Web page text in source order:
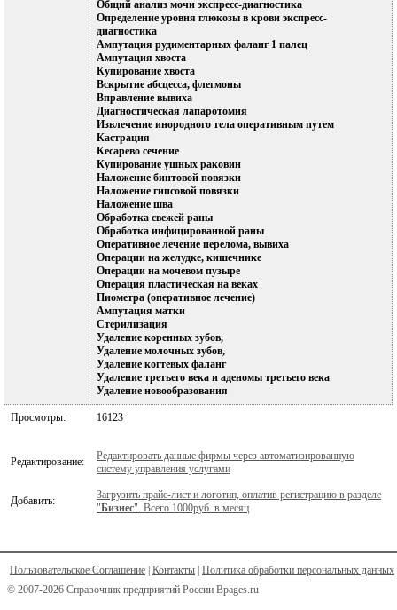
Общий анализ мочи экспресс-диагностика
Определение уровня глюкозы в крови экспресс-
диагностика
Ампутация рудиментарных фаланг 1 палец
Ампутация хвоста
Купирование хвоста
Вскрытие абсцесса, флегмоны
Вправление вывиха
Диагностическая лапаротомия
Извлечение инородного тела оперативным путем
Кастрация
Кесарево сечение
Купирование ушных раковин
Наложение бинтовой повязки
Наложение гипсовой повязки
Наложение шва
Обработка свежей раны
Обработка инфицированной раны
Оперативное лечение перелома, вывиха
Операции на желудке, кишечнике
Операции на мочевом пузыре
Операция пластическая на веках
Пиометра (оперативное лечение)
Ампутация матки
Стерилизация
Удаление коренных зубов,
Удаление молочных зубов,
Удаление когтевых фаланг
Удаление третьего века и аденомы третьего века
Удаление новообразования
Просмотры: 16123
Редактирование:
Редактировать данные фирмы через автоматизированную
систему управления услугами
Добавить:
Загрузить прайс-лист и логотип, оплатив регистрацию в разделе
"Бизнес". Всего 1000руб. в месяц
Пользовательское Соглашение Контакты Политика обработки персональных данных
© 2007-2026 Справочник предприятий России Bpages.ru